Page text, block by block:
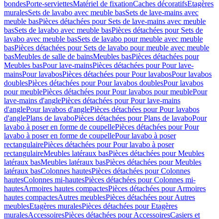
bondesPorte-serviettesMatériel de fixationCaches décoratifsEtagères
muralesSets de lavabo avec meuble basSets de lave-mains avec
meuble basPièces détachées pour Sets de lave-mains avec meuble
basSets de lavabo avec meuble basPièces détachées pour Sets de
lavabo avec meuble basSets de lavabo pour meuble avec meuble
basPièces détachées pour Sets de lavabo pour meuble avec meuble
basMeubles de salle de bainsMeubles basPièces détachées pour
Meubles basPour lave-mainsPièces détachées pour Pour lave-
mainsPour lavabosPièces détachées pour Pour lavabosPour lavabos
doublesPièces détachées pour Pour lavabos doublesPour lavabos
pour meublePièces détachées pour Pour lavabos pour meublePour
lave-mains d'anglePièces détachées pour Pour lave-mains
d'anglePour lavabos d'anglePièces détachées pour Pour lavabos
d'anglePlans de lavaboPièces détachées pour Plans de lavaboPour
lavabo à poser en forme de coupellePièces détachées pour Pour
lavabo à poser en forme de coupellePour lavabo à poser
rectangulairePièces détachées pour Pour lavabo à poser
rectangulaireMeubles latéraux basPièces détachées pour Meubles
latéraux basMeubles latéraux basPièces détachées pour Meubles
latéraux basColonnes hautesPièces détachées pour Colonnes
hautesColonnes mi-hautesPièces détachées pour Colonnes mi-
hautesArmoires hautes compactesPièces détachées pour Armoires
hautes compactesAutres meublesPièces détachées pour Autres
meublesEtagères muralesPièces détachées pour Etagères
muralesAccessoiresPièces détachées pour AccessoiresCasiers et